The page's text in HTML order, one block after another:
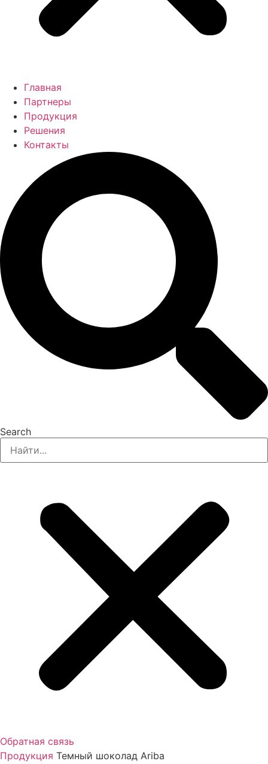
Главная
Партнеры
Продукция
Решения
Контакты
Search
Обратная связь
Продукция Темный шоколад Ariba